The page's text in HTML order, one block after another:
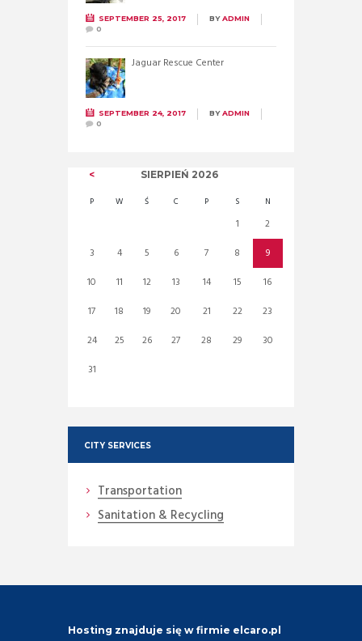
SEPTEMBER 25, 2017 BYADMIN
0
Jaguar Rescue Center
SEPTEMBER 24, 2017 BYADMIN
0
SIERPIEŃ 2026
P W Ś C P S N
1
2
3
4 5 6 7 8
9
10
11 12 13 14 15
16
17
18 19 20 21 22
23
24
25 26 27 28 29
30
31
CITY SERVICES
Transportation
Sanitation & Recycling
Hosting znajduje się w firmie elcaro.pl